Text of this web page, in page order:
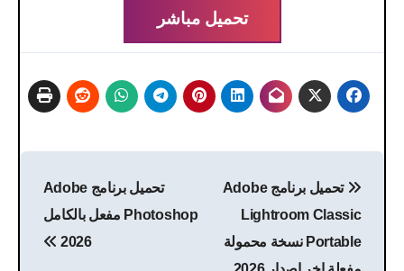
تحميل مباشر
المقالات
تحميل برنامج Adobe
Lightroom Classic
Portable نسخة محمولة
تحميل برنامج Adobe
Photoshop مفعل بالكامل
2026